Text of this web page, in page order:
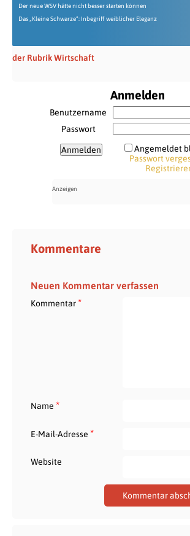
Der neue WSV hätte nicht besser starten können
Das „Kleine Schwarze“: Inbegriff weiblicher Eleganz
der Rubrik Wirtschaft
Anmelden
Benutzername
Passwort
Angemeldet
Passwort
Kommentare
Neuen Kommentar verfassen
Kommentar*
Name *
E-Mail-Adresse *
Website